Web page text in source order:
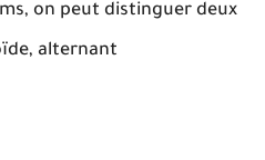
on peut distinguer deux
alternant